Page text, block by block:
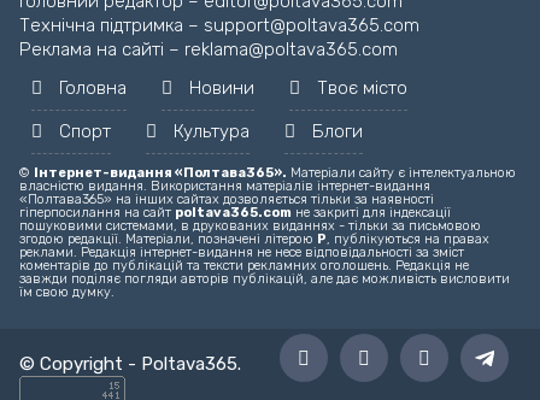
Технічна підтримка – support@poltava365.com
Реклама на сайті – reklama@poltava365.com
Головна
Новини
Твоє місто
Спорт
Культура Блоги
© Інтернет-видання «Полтава365». Матеріали сайту є інтелектуальною
власністю видання. Використання матеріалів інтернет-видання
«Полтава365» на інших сайтах дозволяється тільки за наявності
гіперпосилання на сайт poltava365.com не закриті для індексації
пошуковими системами, в друкованих виданнях - тільки за письмовою
згодою редакції. Матеріали, позначені літерою Р, публікуються на правах
реклами. Редакція інтернет-видання не несе відповідальності за зміст
коментарів до публікацій та тексти рекламних оголошень. Редакція не
завжди поділяє погляди авторів публікацій, але дає можливість висловити
їм свою думку.
© Copyright - Poltava365.